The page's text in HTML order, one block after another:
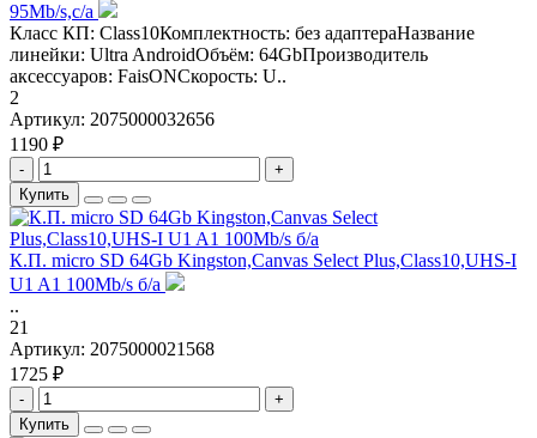
95Mb/s,c/а
Класс КП: Class10Комплектность: без адаптераНазвание
линейки: Ultra AndroidОбъём: 64GbПроизводитель
аксессуаров: FaisONСкорость: U..
2
Артикул: 2075000032656
1190 ₽
-
+
Купить
К.П. micro SD 64Gb Kingston,Canvas Select Plus,Class10,UHS-I
U1 A1 100Mb/s б/а
..
21
Артикул: 2075000021568
1725 ₽
-
+
Купить